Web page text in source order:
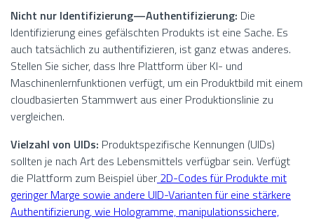
Nicht nur Identifizierung—Authentifizierung: Die
Identifizierung eines gefälschten Produkts ist eine Sache. Es
auch tatsächlich zu authentifizieren, ist ganz etwas anderes.
Stellen Sie sicher, dass Ihre Plattform über KI- und
Maschinenlernfunktionen verfügt, um ein Produktbild mit einem
cloudbasierten Stammwert aus einer Produktionslinie zu
vergleichen.
Vielzahl von UIDs: Produktspezifische Kennungen (UIDs)
sollten je nach Art des Lebensmittels verfügbar sein. Verfügt
die Plattform zum Beispiel über 2D-Codes für Produkte mit
geringer Marge sowie andere UID-Varianten für eine stärkere
Authentifizierung, wie Hologramme, manipulationssichere,